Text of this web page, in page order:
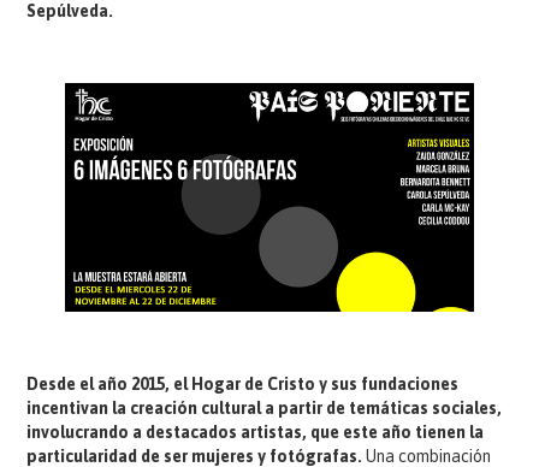
Sepúlveda.
Desde el año 2015, el Hogar de Cristo y sus fundaciones
incentivan la creación cultural a partir de temáticas sociales,
involucrando a destacados artistas, que este año tienen la
particularidad de ser mujeres y fotógrafas. Una combinación